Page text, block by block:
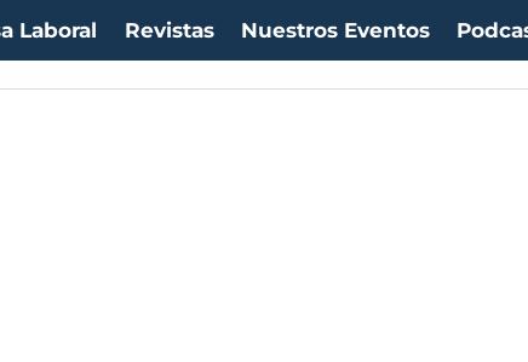
Laboral Revistas Nuestros Eventos